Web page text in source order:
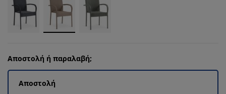
Αποστολή ή παραλαβή;
Αποστολή